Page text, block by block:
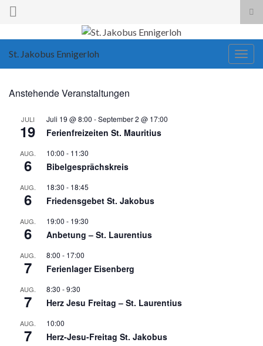
Search for:
St. Jakobus Ennigerloh
Anstehende Veranstaltungen
JULI
19
Juli 19 @ 8:00 -September 2 @ 17:00
Ferienfreizeiten St. Mauritius
AUG.
6
10:00 - 11:30
Bibelgesprächskreis
AUG.
6
18:30 - 18:45
Friedensgebet St. Jakobus
AUG.
6
19:00 - 19:30
Anbetung – St. Laurentius
AUG.
7
8:00 - 17:00
Ferienlager Eisenberg
AUG.
7
8:30 -9:30
Herz Jesu Freitag – St. Laurentius
AUG.
7
10:00
Herz-Jesu-Freitag St. Jakobus